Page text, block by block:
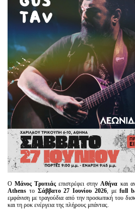
ΟΜάνος Τρυπιάς επιστρέφει στηνΑθήνα και
Athens το Σάββατο 27 Ιουνίου 2026, μεfull
εμφάνιση με τραγούδια από την προσωπική του
και τη ροκ ενέργεια της πλήρους μπάντας.